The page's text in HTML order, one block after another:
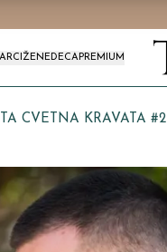
ŽENEDECAPREMIUM
CVETNA KRAVATA #2